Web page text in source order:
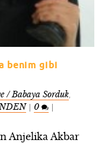
benim gibi
/ Babaya Sorduk,
| 0 |
Anjelika Akbar